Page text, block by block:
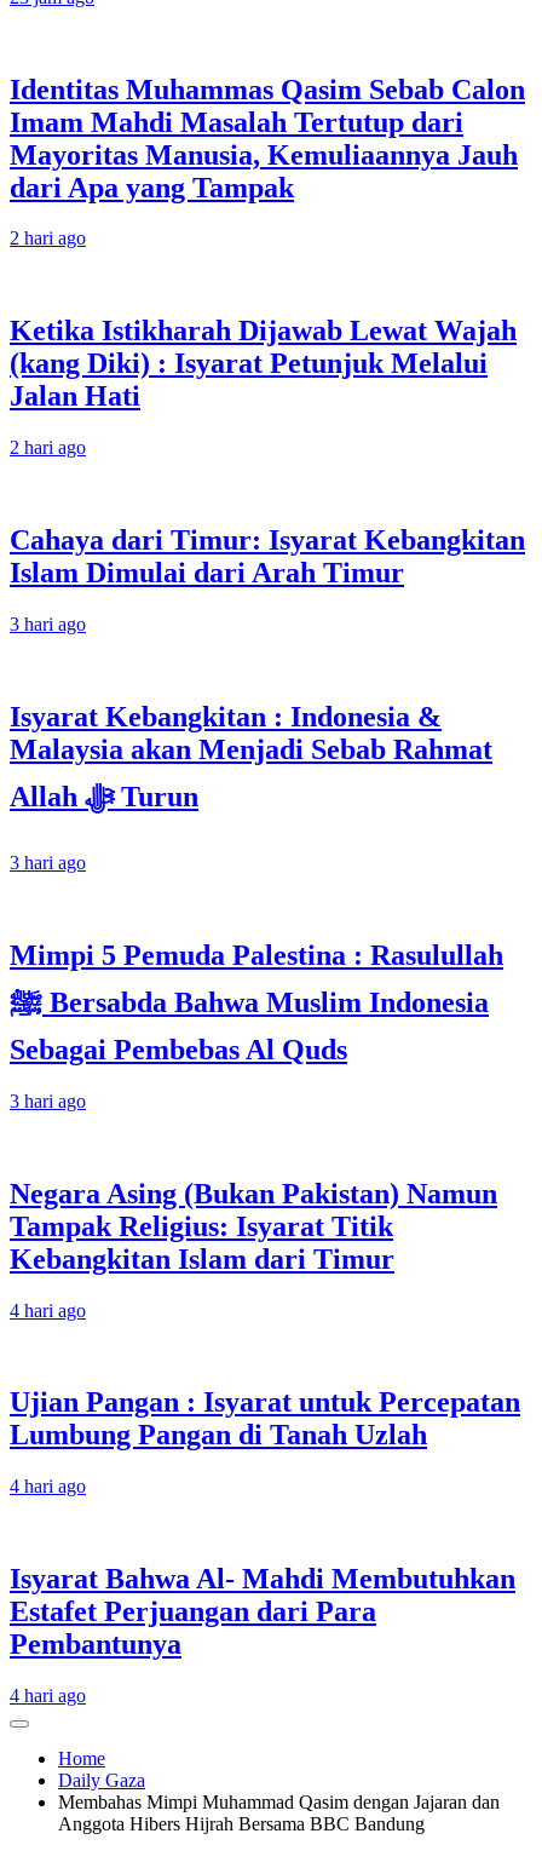
Identitas Muhammas Qasim Sebab Calon
Imam Mahdi Masalah Tertutup dari
Mayoritas Manusia, Kemuliaannya Jauh
dari Apa yang Tampak
2 hari ago
Ketika Istikharah Dijawab Lewat Wajah
(kang Diki) : Isyarat Petunjuk Melalui
Jalan Hati
2 hari ago
Cahaya dari Timur: Isyarat Kebangkitan
Islam Dimulai dari Arah Timur
3 hari ago
Isyarat Kebangkitan : Indonesia &
Malaysia akan Menjadi Sebab Rahmat
Allah ﷻ Turun
3 hari ago
Mimpi 5 Pemuda Palestina : Rasulullah
ﷺ Bersabda Bahwa Muslim Indonesia
Sebagai Pembebas Al Quds
3 hari ago
Negara Asing (Bukan Pakistan) Namun
Tampak Religius: Isyarat Titik
Kebangkitan Islam dari Timur
4 hari ago
Ujian Pangan : Isyarat untuk Percepatan
Lumbung Pangan di Tanah Uzlah
4 hari ago
Isyarat Bahwa Al- Mahdi Membutuhkan
Estafet Perjuangan dari Para
Pembantunya
4 hari ago
Home
Daily Gaza
Membahas Mimpi Muhammad Qasim dengan Jajaran dan
Anggota Hibers Hijrah Bersama BBC Bandung